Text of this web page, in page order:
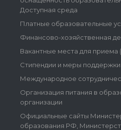
Доступная среда
Платные образовательные
Финансово-хозяйственная
Вакантные места для приема
Стипендии и меры
Международное
Организация питания в
организации
Официальные сайты
образования РФ,